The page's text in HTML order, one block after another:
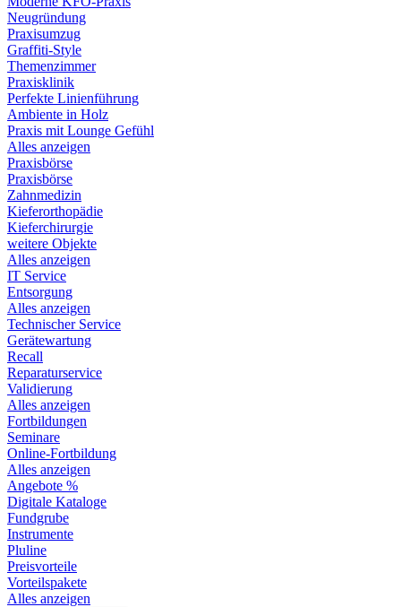
Neugründung
Praxisumzug
Graffiti-Style
Themenzimmer
Praxisklinik
Perfekte Linienführung
Ambiente in Holz
Praxis mit Lounge Gefühl
Alles anzeigen
Praxisbörse
Praxisbörse
Zahnmedizin
Kieferorthopädie
Kieferchirurgie
weitere Objekte
Alles anzeigen
IT Service
Entsorgung
Alles anzeigen
Technischer Service
Gerätewartung
Recall
Reparaturservice
Validierung
Alles anzeigen
Fortbildungen
Seminare
Online-Fortbildung
Alles anzeigen
Angebote %
Digitale Kataloge
Fundgrube
Instrumente
Pluline
Preisvorteile
Vorteilspakete
Alles anzeigen